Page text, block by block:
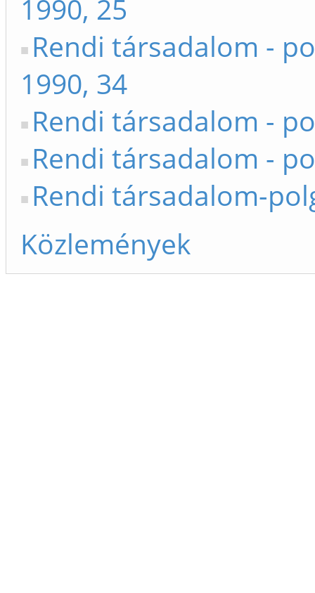
1990, 25
Rendi társadalom -
1990, 34
Rendi társadalom -
Rendi társadalom -
Rendi társadalom-
Közlemények